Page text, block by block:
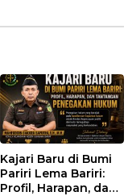
Kajari Baru di Bumi
Pariri Lema Bariri:
Profil, Harapan, dan